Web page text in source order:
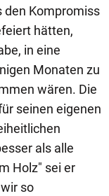
den Kompromiss
hätten,
in eine
Monaten zu
wären. Die
seinen eigenen
als alle
Holz" sei er
so